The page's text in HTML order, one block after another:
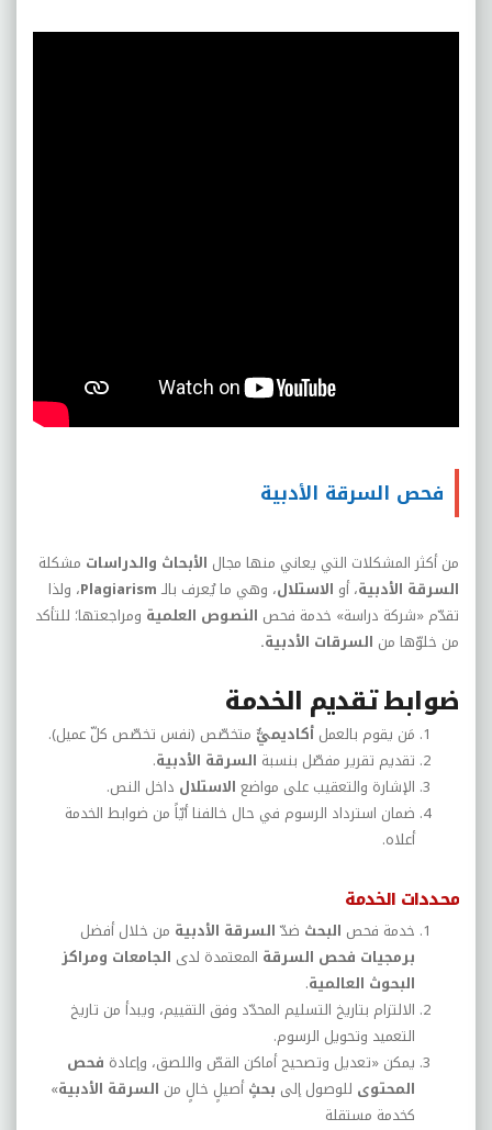
فحص السرقة الأدبية
من أكثر المشكلات التي يعاني منها مجال الأبحاث والدراسات مشكلة
السرقة الأدبية، أو الاستلال، وهي ما يُعرف بالـ
، ولذا
تقدّم «شركة دراسة» خدمة فحص النصوص العلمية ومراجعتها؛ للتأكد
من خلوّها من السرقات الأدبية.
ضوابط تقديم الخدمة
مَن يقوم بالعمل أكاديميٌّ متخصّص (نفس تخصّص كلّ عميل).
تقديم تقرير مفصّل بنسبة السرقة الأدبية.
الإشارة والتعقيب على مواضع الاستلال داخل النص.
ضمان استرداد الرسوم في حال خالفنا أيّاً من ضوابط الخدمة
أعلاه.
محددات الخدمة
خدمة فحص البحث ضدّ السرقة الأدبية من خلال أفضل
برمجيات فحص السرقة المعتمدة لدى الجامعات ومراكز
البحوث العالمية.
الالتزام بتاريخ التسليم المحدّد وفق التقييم، ويبدأ من تاريخ
التعميد وتحويل الرسوم.
يمكن «تعديل وتصحيح أماكن القصّ واللصق، وإعادة فحص
المحتوى للوصول إلى بحثٍأصيلٍ خالٍ من السرقة الأدبية»
كخدمة مستقلة